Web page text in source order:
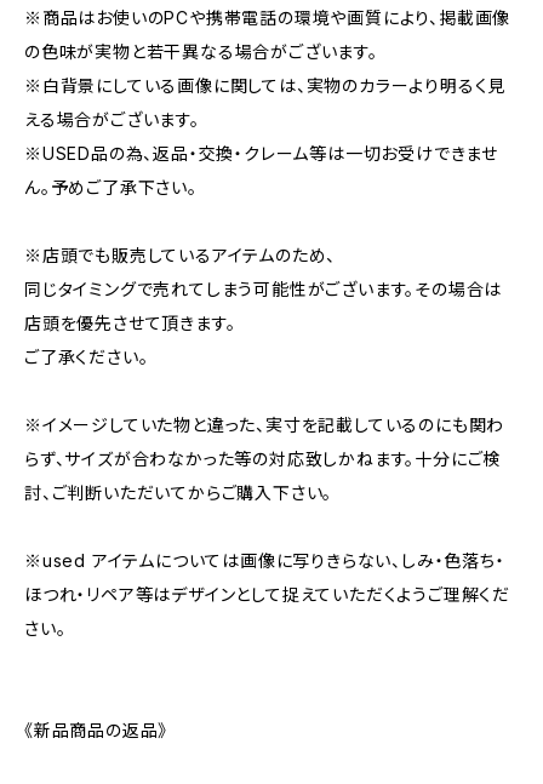
※商品はお使いのPCや携帯電話の環境や画質により、掲載画像
の色味が実物と若干異なる場合がございます。
※白背景にしている画像に関しては、実物のカラーより明るく見
える場合がございます。
※USED品の為、返品・交換・クレーム等は一切お受けできませ
ん。予めご了承下さい。
※店頭でも販売しているアイテムのため、
同じタイミングで売れてしまう可能性がございます。その場合は
店頭を優先させて頂きます。
ご了承ください。
※イメージしていた物と違った、実寸を記載しているのにも関わ
らず、サイズが合わなかった等の対応致しかねます。十分にご検
討、ご判断いただいてからご購入下さい。
※used アイテムについては画像に写りきらない、しみ・色落ち・
ほつれ・リペア等はデザインとして捉えていただくようご理解くだ
さい。
《新品商品の返品》